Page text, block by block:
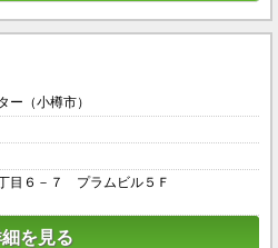
ー（小樽市）
目６－７ プラムビル５Ｆ
を見る